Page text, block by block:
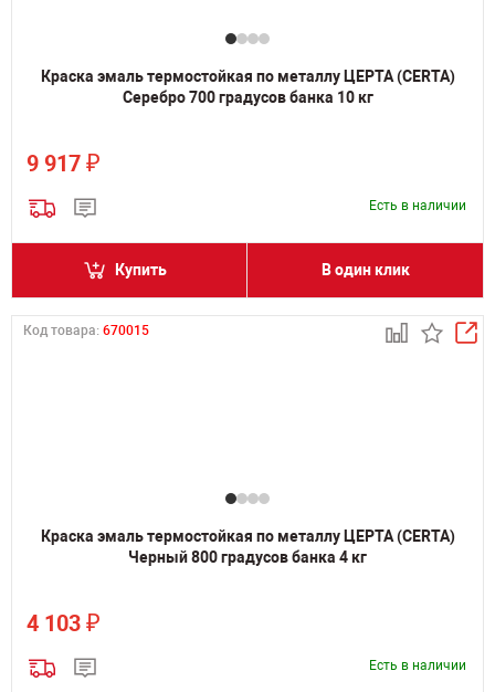
Краска эмаль термостойкая по металлу ЦЕРТА (CERTA)
Серебро 700 градусов банка 10 кг
9 917 ₽
Есть в наличии
Купить В один клик
Код товара: 670015
Краска эмаль термостойкая по металлу ЦЕРТА (CERTA)
Черный 800 градусов банка 4 кг
4 103 ₽
Есть в наличии